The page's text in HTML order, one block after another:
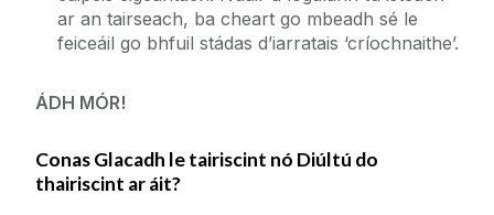
ar an tairseach, ba cheart go mbeadh sé le
feiceáil go bhfuil stádas d’iarratais ‘críochnaithe’.
ÁDH MÓR!
Conas Glacadh le tairiscint nó Diúltú do
thairiscint ar áit?